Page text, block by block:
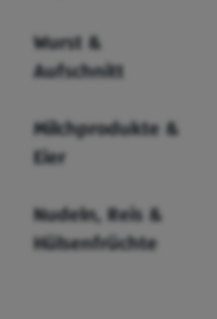
Wurst &
Aufschnitt
Milchprodukte &
Eier
Nudeln, Reis &
Hülsenfrüchte